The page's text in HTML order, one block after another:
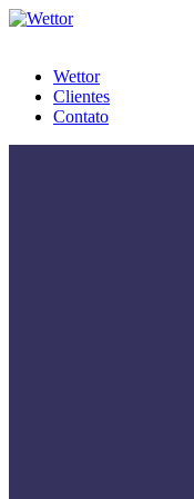
Wettor
Clientes
Contato